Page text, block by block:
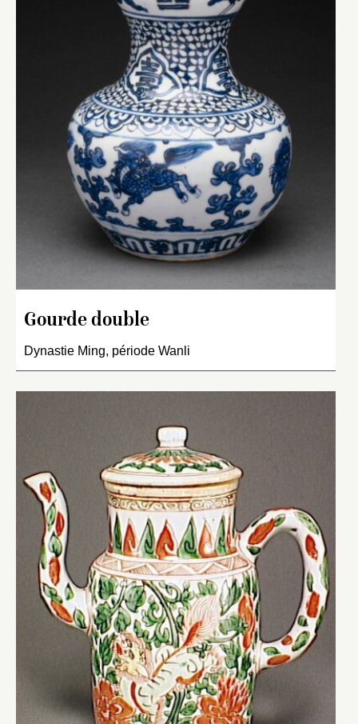
Gourde double
Dynastie Ming, période Wanli